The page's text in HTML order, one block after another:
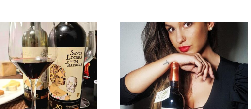
Perfecto
Verano
El Vino: Sus
Cualidades y su
Esencia en Castilla-La
Mancha
La Influencia del Vino
y sus Preferencias de
Consumo en España